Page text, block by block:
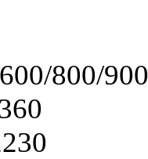
800/900